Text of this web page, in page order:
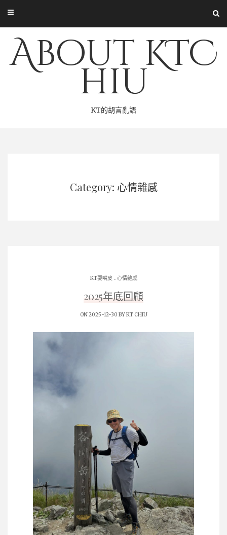
content
About KTC
hiu
KT的胡言亂語
Category: 心情雜感
KT耍嘴皮 . 心情雜感
2025年底回顧
ON 2025-12-30 BYKT CHIU